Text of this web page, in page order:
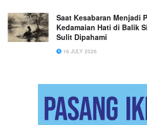
Saat Kesabaran Menjadi
Kedamaian Hati di Balik
Sulit Dipahami
16 JULY 2026